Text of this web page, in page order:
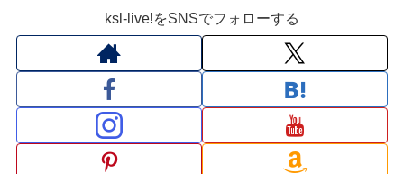
ksl-live!をSNSでフォローする